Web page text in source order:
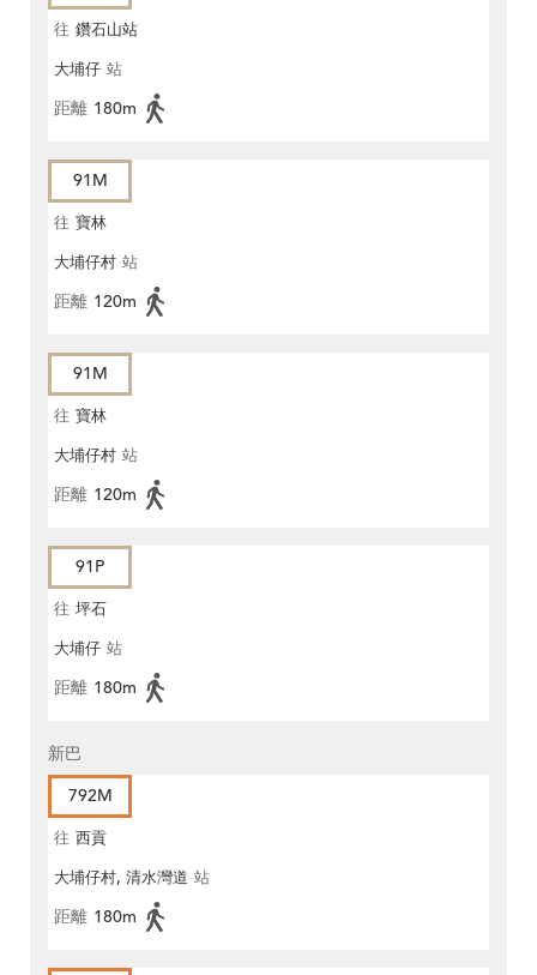
往 鑽石山站
大埔仔 站
距離 180m
91M
往 寶林
大埔仔村 站
距離 120m
91M
往 寶林
大埔仔村 站
距離 120m
91P
往 坪石
大埔仔 站
距離 180m
新巴
792M
往 西貢
大埔仔村, 清水灣道 站
距離 180m